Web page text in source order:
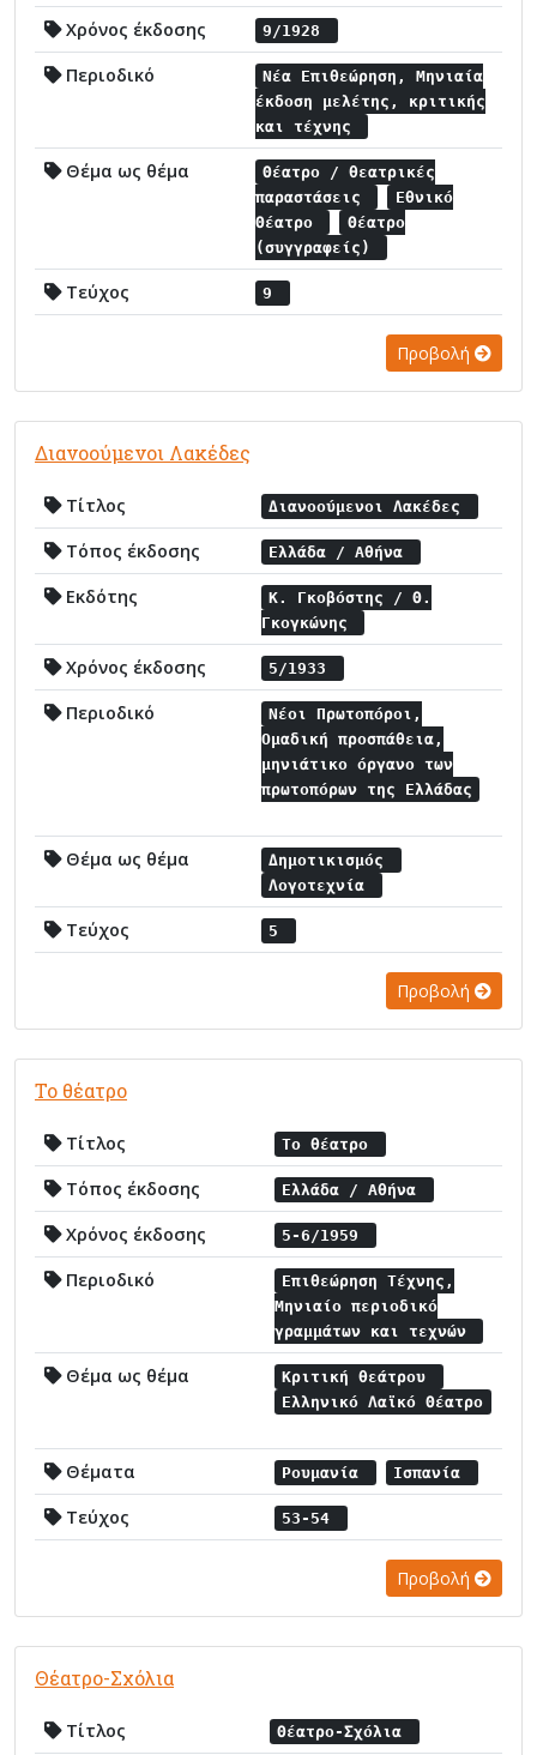
Χρόνος έκδοσης 9/1928
Περιοδικό
Νέα Επιθεώρηση, Μηνιαία
έκδοση μελέτης, κριτικής
και τέχνης
Θέμα ως θέμα
Θέατρο / θεατρικές
παραστάσεις
Εθνικό
Θέατρο
Θέατρο
(συγγραφείς)
Τεύχος 9
Προβολή
Διανοούμενοι Λακέδες
Τίτλος Διανοούμενοι Λακέδες
Τόπος έκδοσης Ελλάδα / Αθήνα
Εκδότης
Κ. Γκοβόστης / Θ.
Γκογκώνης
Χρόνος έκδοσης 5/1933
Περιοδικό
Νέοι Πρωτοπόροι,
Ομαδική προσπάθεια,
μηνιάτικο όργανο των
πρωτοπόρων της Ελλάδας
Θέμα ως θέμα
Δημοτικισμός
Λογοτεχνία
Τεύχος 5
Προβολή
Το θέατρο
Τίτλος Το θέατρο
Τόπος έκδοσης Ελλάδα / Αθήνα
Χρόνος έκδοσης 5-6/1959
Περιοδικό
Επιθεώρηση Τέχνης,
Μηνιαίο περιοδικό
γραμμάτων και τεχνών
Θέμα ως θέμα
Κριτική θεάτρου
Ελληνικό Λαϊκό Θέατρο
Θέματα Ρουμανία Ισπανία
Τεύχος 53-54
Προβολή
Θέατρο-Σχόλια
Τίτλος Θέατρο-Σχόλια